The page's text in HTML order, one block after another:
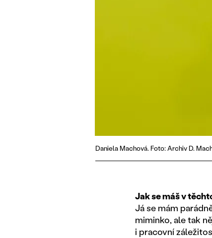
Daniela Machová. Foto: Archiv D.
Jak se máš v
Já se mám
miminko, ale tak
i pracovní